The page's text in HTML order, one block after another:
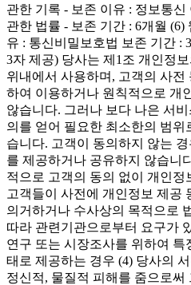
관한 기록 - 보존 이유 : 정보통신
관한 법률 - 보존 기간 : 6개월 (6)
유 : 통신비밀보호법 보존 기간 :
3자 제공) 당사는 제1조 개인정
위내에서 사용하며, 고객의 사
하여 이용하거나 원칙적으로 개
않습니다. 그러나 보다 나은 서
의를 얻어 필요한 최소한의 범위
습니다. 고객이 동의하지 않는
를 제공하거나 공유하지 않습니
적으로 고객의 동의 없이 개인정
고객들이 사전에 개인정보 제공
의거하거나 수사상의 목적으로
따라 관련기관으로부터 요구가
연구 또는 시장조사를 위하여 특
태로 제공하는 경우 (4) 당사의
정신적, 물질적 피해를 줌으로써